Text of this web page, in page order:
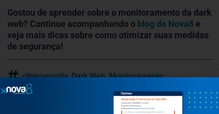
Gostou de aprender sobre o monitoramento da dark
web? Continue acompanhando o blog da Nova8 e
veja mais dicas sobre como otimizar suas medidas
de segurança!
cibersecurity,Dark Web,Monitoramento